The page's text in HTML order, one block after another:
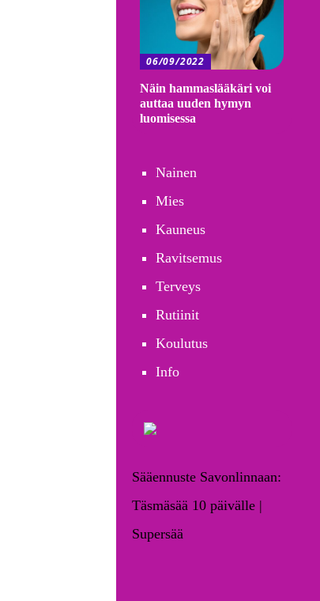
06/09/2022
Näin hammaslääkäri voi
auttaa uuden hymyn
luomisessa
Nainen
Mies
Kauneus
Ravitsemus
Terveys
Rutiinit
Koulutus
Info
Sääennuste Savonlinnaan:
Täsmäsää 10 päivälle |
Supersää